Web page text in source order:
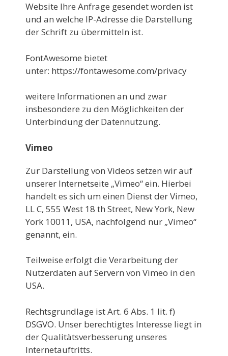
Website Ihre Anfrage gesendet worden ist
und an welche IP-Adresse die Darstellung
der Schrift zu übermitteln ist.
FontAwesome bietet
unter: https://fontawesome.com/privacy
weitere Informationen an und zwar
insbesondere zu den Möglichkeiten der
Unterbindung der Datennutzung.
Vimeo
Zur Darstellung von Videos setzen wir auf
unserer Internetseite „Vimeo“ ein. Hierbei
handelt es sich um einen Dienst der Vimeo,
LL C, 555 West 18 th Street, New York, New
York 10011, USA, nachfolgend nur „Vimeo“
genannt, ein.
Teilweise erfolgt die Verarbeitung der
Nutzerdaten auf Servern von Vimeo in den
USA.
Rechtsgrundlage ist Art. 6 Abs. 1 lit. f)
DSGVO. Unser berechtigtes Interesse liegt in
der Qualitätsverbesserung unseres
Internetauftritts.